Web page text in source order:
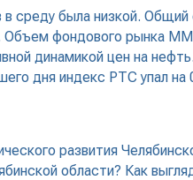
в среду была низкой.
фондового рынка
динамикой цен на
дня индекс РТС упал
развития
области? Как